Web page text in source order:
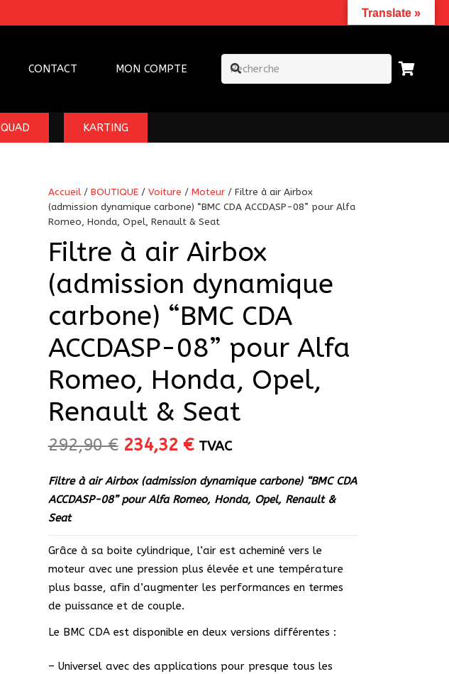
CONTACT MON COMPTE
QUAD KARTING
Accueil/ BOUTIQUE/ Voiture / Moteur/ Filtre à air Airbox
(admission dynamique carbone) “BMC CDA ACCDASP-08” pour Alfa
Romeo, Honda, Opel, Renault & Seat
Filtre à air Airbox
(admission dynamique
carbone) “BMC CDA
ACCDASP-08” pour Alfa
Romeo, Honda, Opel,
Renault & Seat
292,90€ Le
initial
était :
234,32 €Le
actuel
est :
TVAC
Filtre à air Airbox (admission dynamique carbone) “BMC CDA
ACCDASP-08” pour Alfa Romeo, Honda, Opel, Renault &
Seat
Grâce à sa boite cylindrique, l’air est acheminé vers le
moteur avec une pression plus élevée et une température
plus basse, afin d’augmenter les performances en termes
de puissance et de couple.
Le BMC CDA est disponible en deux versions différentes :
– Universel avec des applications pour presque tous les
Translate »